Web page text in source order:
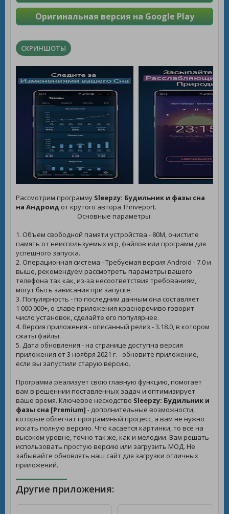
Оригинальная версия на Google Play
СКРИНШОТЫ
Рассмотрим программу Sleepzy: Будильник и фазы сна
на Андроид от крутого автора Thriveport.
Основные параметры.
1. Объем свободной памяти устройства - 80M, очистите
память от неиспользуемых игр, файлов или программ для
успешного запуска.
2. Операционная система - Требуемая версия Android - 7.0 и
выше, рекомендуем рассмотреть параметры вашего
телефона так как, из-за несоответствия требованиям,
могут быть зависания при запуске.
3. Популярность - по последним данным она составляет
1 000 000+, о славе приложения красноречиво говорит
число установок, сделайте его популярнее.
4. Версия приложения - описанный релиз - 3.18.0, в котором
сжаты файлы.
5. Дата обновления - на странице доступна версия
приложения от 3 ноября 2021 г. - обновите приложение,
если вы запустили старую версию.
Программа реализует свою главную функцию, помогает
вам в решеннии поставленных задач и оптимизирует
ваше время. Ключевое несходство Sleepzy: Будильник и
фазы сна [Premium] - дополнительные возможности,
которые облегчат программный процесс, а вам не нужно
искать полную версию. Что касается картинки, то все на
высоком уровне, точно так же, как и мелодии. Вам решать -
использовать простую версию или загрузить МОД. Не
забывайте обновлять наш сайт для загрузки отличных
приложений.
Другие приложения: